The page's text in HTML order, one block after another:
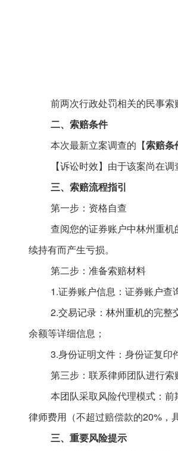
前两次行政处罚相关的民事索
二、索赔条件
本次最新立案调查的【索赔条
【诉讼时效】由于该案尚在
三、索赔流程指引
第一步：资格自查
查阅您的证券账户中林州重机
续持有而产生亏损。
第二步：准备索赔材料
1.证券账户信息：证券账户
2.交易记录：林州重机的完
余额等详细信息；
3.身份证明文件：身份证复
第三步：联系律师团队进行索
本团队采取风险代理模式：
律师费用（不超过赔偿款的20%，
三、重要风险提示